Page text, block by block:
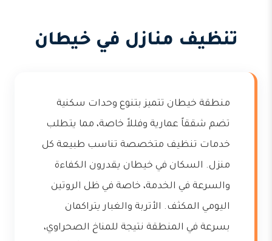
تنظيف منازل في خيطان
منطقة خيطان تتميز بتنوع وحدات سكنية
تضم شققاً عمارية وفللاً خاصة، مما يتطلب
خدمات تنظيف متخصصة تناسب طبيعة كل
منزل. السكان في خيطان يقدرون الكفاءة
والسرعة في الخدمة، خاصة في ظل الروتين
اليومي المكثف. الأتربة والغبار يتراكمان
بسرعة في المنطقة نتيجة للمناخ الصحراوي،